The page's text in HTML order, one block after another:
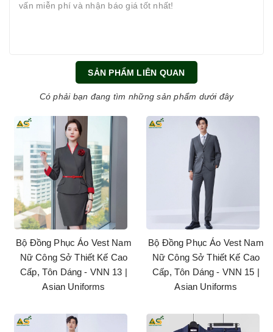
vấn miễn phí và nhận báo giá tốt nhất!
SẢN PHẨM LIÊN QUAN
Có phải bạn đang tìm những sản phẩm dưới đây
Bộ Đồng Phục Áo Vest Nam
Nữ Công Sở Thiết Kế Cao
Cấp, Tôn Dáng - VNN 13 |
Asian Uniforms
Bộ Đồng Phục Áo Vest Nam
Nữ Công Sở Thiết Kế Cao
Cấp, Tôn Dáng - VNN 15 |
Asian Uniforms